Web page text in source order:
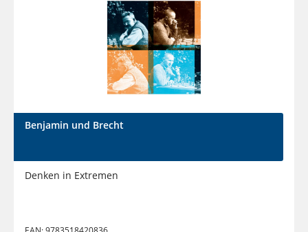
Benjamin und Brecht
Denken in Extremen